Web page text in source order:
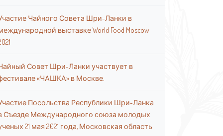
Чайного Совета Шри-Ланки в
выставке World Food Moscow
Совет Шри-Ланки участвует в
«ЧАШКА» в Москве.
Посольства Республики Шри-Ланка
Съезде Международного союза молодых
21 мая 2021 года, Московская область